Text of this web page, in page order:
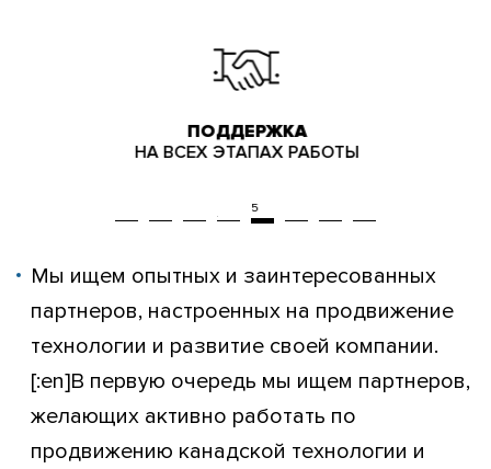
ПОДДЕРЖКА
НА ВСЕХ ЭТАПАХ РАБОТЫ
Мы ищем опытных и заинтересованных
партнеров, настроенных на продвижение
технологии и развитие своей компании.
[:en]В первую очередь мы ищем партнеров,
желающих активно работать по
продвижению канадской технологии и